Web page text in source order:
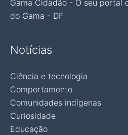
Gama Cidadão - O seu portal
do Gama - DF
Notícias
Ciência e tecnologia
Comportamento
Comunidades indígenas
Curiosidade
Educação